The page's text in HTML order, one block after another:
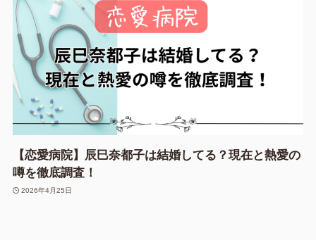
【恋愛病院】辰巳奈都子は結婚してる？現在と熱愛の
噂を徹底調査！
2026年4月25日